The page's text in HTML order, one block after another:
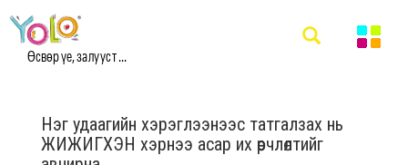
Өсвөр үе, залууст ...
Нэг удаагийн хэрэглээнээс татгалзах нь
ЖИЖИГХЭН хэрнээ асар их өөрчлөлтийг